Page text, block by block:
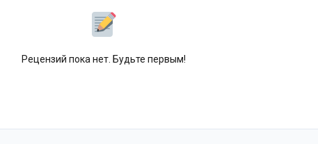
Рецензий пока нет. Будьте первым!